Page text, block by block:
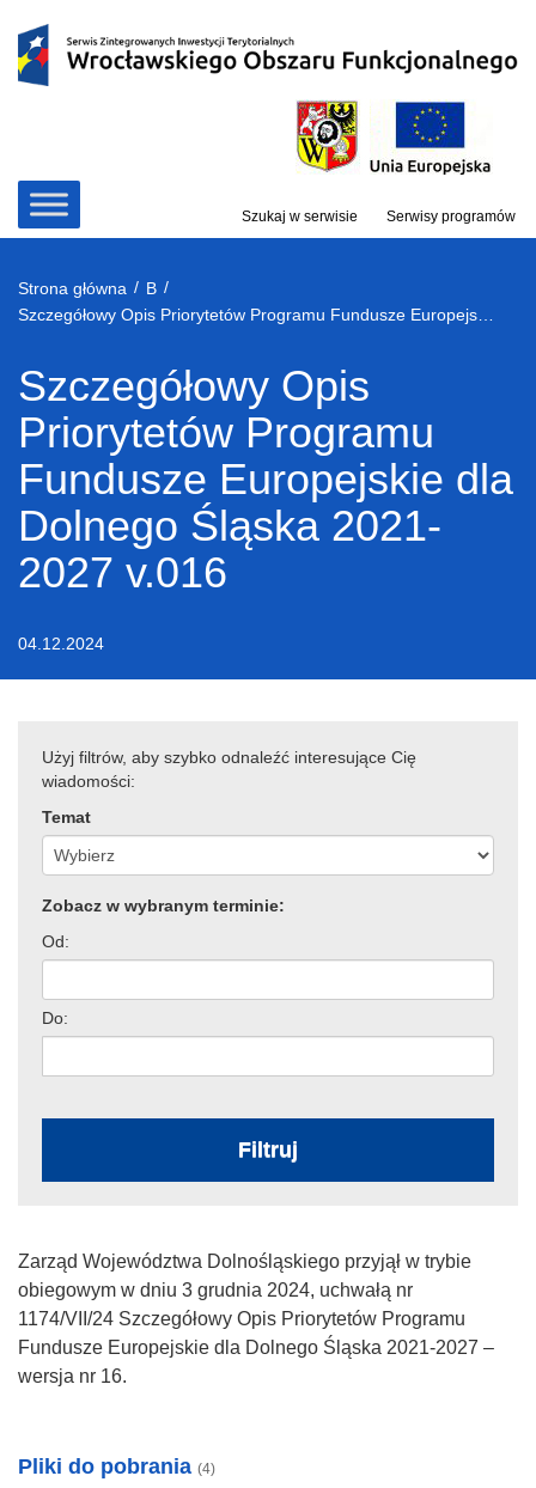
treści
Szukaj w serwisie Serwisy programów
Strona główna / B /
Szczegółowy Opis
Priorytetów Programu
Fundusze Europejskie dla
Dolnego Śląska 2021-
2027 v.016
04.12.2024
Użyj filtrów, aby szybko odnaleźć interesujące Cię
wiadomości:
Temat
Zobacz w wybranym terminie:
Od:
Do:
Filtruj
Zarząd Województwa Dolnośląskiego przyjął w trybie
obiegowym w dniu 3 grudnia 2024, uchwałą nr
1174/VII/24 Szczegółowy Opis Priorytetów Programu
Fundusze Europejskie dla Dolnego Śląska 2021-2027 –
wersja nr 16.
Pliki do pobrania (4)